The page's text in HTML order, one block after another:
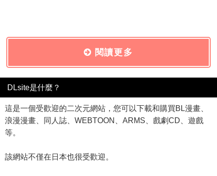
閱讀更多
DLsite是什麼？
這是一個受歡迎的二次元網站，您可以下載和購買BL漫畫、
浪漫漫畫、同人誌、WEBTOON、ARMS、戲劇CD、遊戲
等。
該網站不僅在日本也很受歡迎。